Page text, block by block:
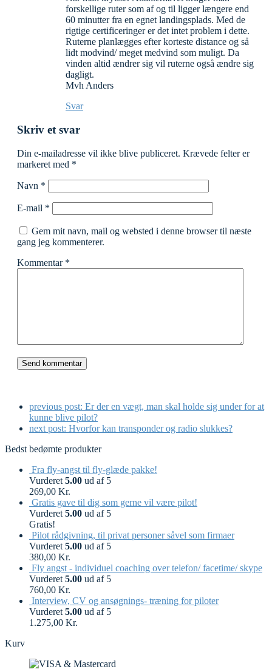
forskellige ruter som af og til ligger længere end
60 minutter fra en egnet landingsplads. Med de
rigtige certificeringer er det intet problem i dette.
Ruterne planlægges efter korteste distance og så
lidt modvind/ meget medvind som muligt. Da
vinden altid ændrer sig vil ruterne også ændre sig
dagligt.
Mvh Anders
Svar
Skriv et svar
Din e-mailadresse vil ikke blive publiceret. Krævede felter er
markeret med *
Navn *
E-mail *
Gem mit navn, mail og websted i denne browser til næste
gang jeg kommenterer.
Kommentar *
previous post: Er der en vægt, man skal holde sig under for at
kunne blive pilot?
next post: Hvorfor kan transponder og radio slukkes?
Bedst bedømte produkter
Fra fly-angst til fly-glæde pakke!
Vurderet 5.00 ud af 5
269,00 Kr.
Gratis gave til dig som gerne vil være pilot!
Vurderet 5.00 ud af 5
Gratis!
Pilot rådgivning, til privat personer såvel som firmaer
Vurderet 5.00 ud af 5
380,00 Kr.
Fly angst - individuel coaching over telefon/ facetime/ skype
Vurderet 5.00 ud af 5
760,00 Kr.
Interview, CV og ansøgnings- træning for piloter
Vurderet 5.00 ud af 5
1.275,00 Kr.
Kurv